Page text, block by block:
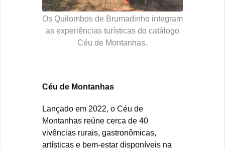
Os Quilombos de Brumadinho integram
as experiências turísticas do catálogo
Céu de Montanhas.
Céu de Montanhas
Lançado em 2022, o Céu de
Montanhas reúne cerca de 40
vivências rurais, gastronômicas,
artísticas e bem-estar disponíveis na